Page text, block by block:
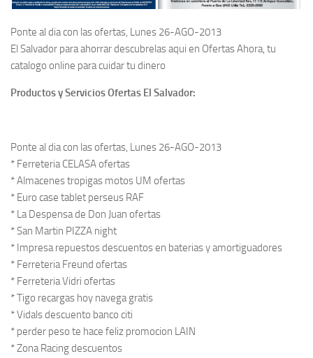
Ponte al dia con las ofertas, Lunes 26-AGO-2013
El Salvador para ahorrar descubrelas aqui en Ofertas Ahora, tu
catalogo online para cuidar tu dinero
Productos y Servicios Ofertas El Salvador:
Ponte al dia con las ofertas, Lunes 26-AGO-2013
* Ferreteria CELASA ofertas
* Almacenes tropigas motos UM ofertas
* Euro case tablet perseus RAF
* La Despensa de Don Juan ofertas
* San Martin PIZZA night
* Impresa repuestos descuentos en baterias y amortiguadores
* Ferreteria Freund ofertas
* Ferreteria Vidri ofertas
* Tigo recargas hoy navega gratis
* Vidals descuento banco citi
* perder peso te hace feliz promocion LAIN
* Zona Racing descuentos